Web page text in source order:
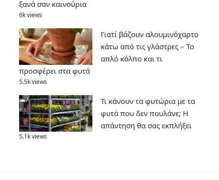
ξανά σαν καινούρια
6k views
Γιατί βάζουν αλουμινόχαρτο
κάτω από τις γλάστρες – Το
απλό κόλπο και τι
προσφέρει στα φυτά
5.5k views
Τι κάνουν τα φυτώρια με τα
φυτά που δεν πουλάνε; Η
απάντηση θα σας εκπλήξει
5.1k views